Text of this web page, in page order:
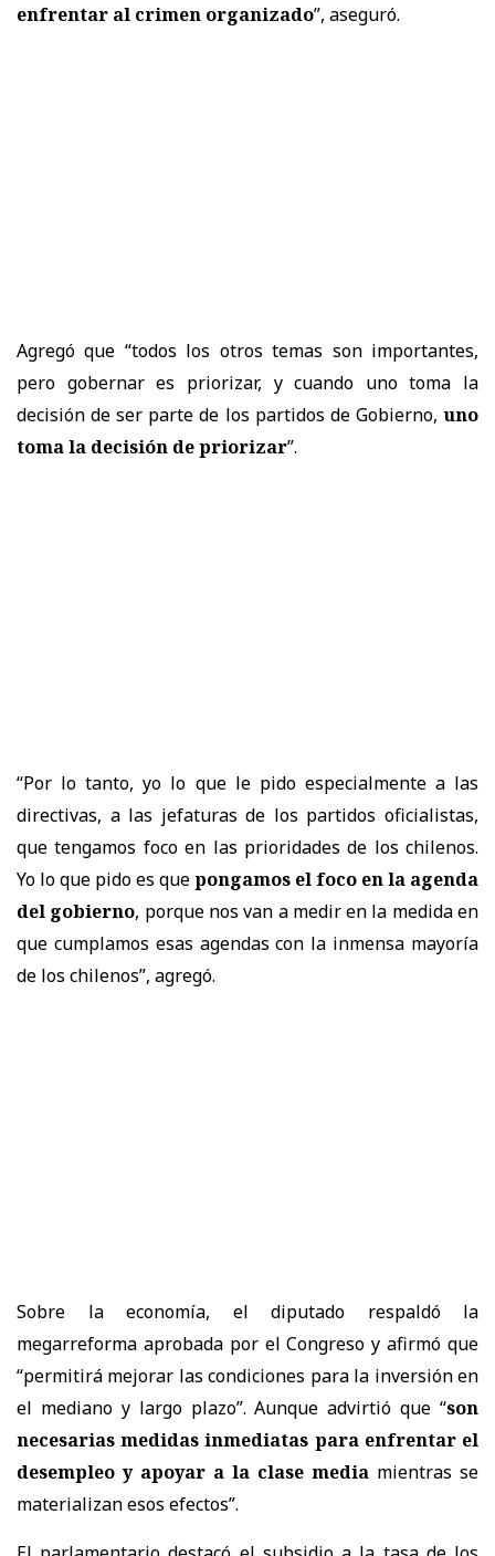
enfrentar al crimen organizado”, aseguró.
Agregó que “todos los otros temas son importantes,
pero gobernar es priorizar, y cuando uno toma la
decisión de ser parte de los partidos de Gobierno, uno
toma la decisión de priorizar”.
“Por lo tanto, yo lo que le pido especialmente a las
directivas, a las jefaturas de los partidos oficialistas,
que tengamos foco en las prioridades de los chilenos.
Yo lo que pido es quepongamos el foco en la agenda
del gobierno, porque nos van a medir en la medida en
que cumplamos esas agendas con la inmensa mayoría
de los chilenos”, agregó.
Sobre la economía, el diputado respaldó la
megarreforma aprobada por el Congreso y afirmó que
“permitirá mejorar las condiciones para la inversión en
el mediano y largo plazo”. Aunque advirtió que “son
necesarias medidas inmediatas para enfrentar el
desempleo y apoyar a la clase media mientras se
materializan esos efectos”.